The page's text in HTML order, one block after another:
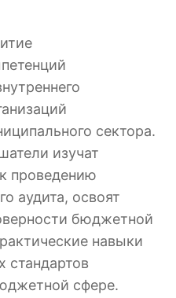
сектора.
изучат
проведению
аудита, освоят
бюджетной
навыки
стандартов
сфере.